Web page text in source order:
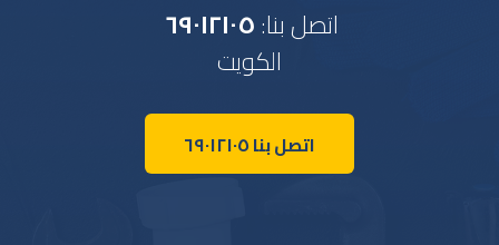
اتصل بنا:٦٩٠١٢١٠٥
الكويت
اتصل بنا ٦٩٠١٢١٠٥